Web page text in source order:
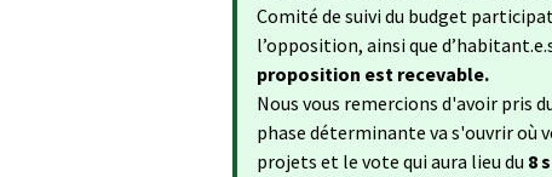
Comité de suivi du budget
l’opposition, ainsi que
proposition est recevable.
Nous vous remercions d'avoir pris
phase déterminante va s'ouvrir où
projets et le vote qui aura lieu du 8